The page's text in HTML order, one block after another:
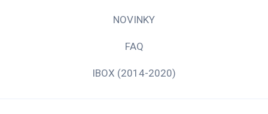
NOVINKY
FAQ
IBOX (2014-2020)